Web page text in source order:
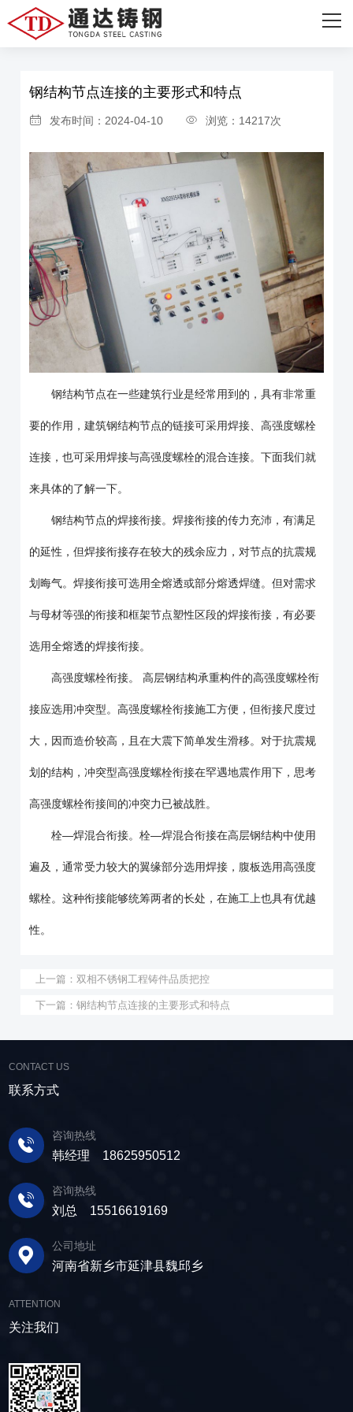
网站首页
主营产品
成功案例
联系我们
首页 > 新闻资讯 > 行业资讯
钢结构节点连接的主要形式和特点
发布时间：2024-04-10 浏览：14217次
钢结构节点在一些建筑行业是经常用到的，具有非常重
要的作用，建筑钢结构节点的链接可采用焊接、高强度螺栓
连接，也可采用焊接与高强度螺栓的混合连接。下面我们就
来具体的了解一下。
钢结构节点的焊接衔接。焊接衔接的传力充沛，有满足
的延性，但焊接衔接存在较大的残余应力，对节点的抗震规
划晦气。焊接衔接可选用全熔透或部分熔透焊缝。但对需求
与母材等强的衔接和框架节点塑性区段的焊接衔接，有必要
选用全熔透的焊接衔接。
高强度螺栓衔接。 高层钢结构承重构件的高强度螺栓衔
接应选用冲突型。高强度螺栓衔接施工方便，但衔接尺度过
大，因而造价较高，且在大震下简单发生滑移。对于抗震规
划的结构，冲突型高强度螺栓衔接在罕遇地震作用下，思考
高强度螺栓衔接间的冲突力已被战胜。
栓—焊混合衔接。栓—焊混合衔接在高层钢结构中使用
遍及，通常受力较大的翼缘部分选用焊接，腹板选用高强度
螺栓。这种衔接能够统筹两者的长处，在施工上也具有优越
性。
上一篇：双相不锈钢工程铸件品质把控
下一篇：钢结构节点连接的主要形式和特点
CONTACT US
联系方式
咨询热线
韩经理 18625950512
咨询热线
刘总 15516619169
公司地址
河南省新乡市延津县魏邱乡
ATTENTION
关注我们